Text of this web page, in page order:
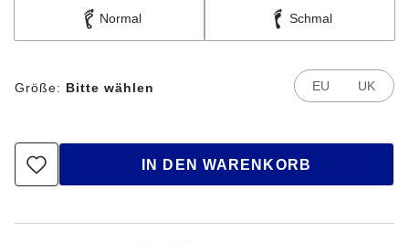
Normal Schmal
Größe: Bitte wählen EU UK
IN DEN WARENKORB